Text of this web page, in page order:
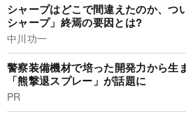
シャープはどこで間違えたのか、つ
シャープ」終焉の要因とは?
中川功一
警察装備機材で培った開発力から生
「熊撃退スプレー」が話題に
PR